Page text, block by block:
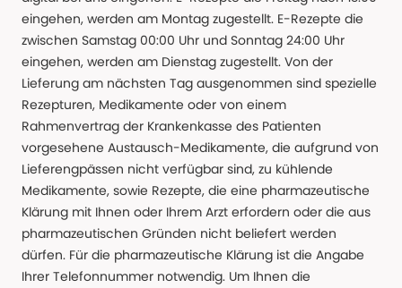
eingehen, werden am Montag zugestellt. E-Rezepte die
zwischen Samstag 00:00 Uhr und Sonntag 24:00 Uhr
eingehen, werden am Dienstag zugestellt. Von der
Lieferung am nächsten Tag ausgenommen sind spezielle
Rezepturen, Medikamente oder von einem
Rahmenvertrag der Krankenkasse des Patienten
vorgesehene Austausch-Medikamente, die aufgrund von
Lieferengpässen nicht verfügbar sind, zu kühlende
Medikamente, sowie Rezepte, die eine pharmazeutische
Klärung mit Ihnen oder Ihrem Arzt erfordern oder die aus
pharmazeutischen Gründen nicht beliefert werden
dürfen. Für die pharmazeutische Klärung ist die Angabe
Ihrer Telefonnummer notwendig. Um Ihnen die